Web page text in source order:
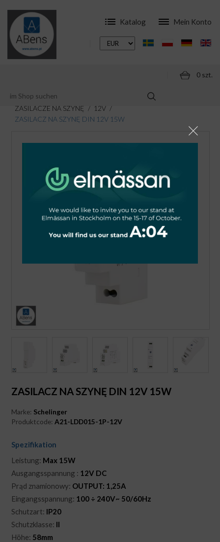
Katalog Mein Konto
0 szt.
ONLINESHOP
MODULARE SCHALTGERÄTE
ZASILACZE NA SZYNĘ
12V
ZASILACZ NA SZYNĘ DIN 12V 15W
ZASILACZ NA SZYNĘ DIN 12V 15W
Marke: Schelinger
Produktcode:A21-LDD015-1P-12V
Spezifikation
Leistung: Max 15W
Ausgangsspannung : 12V DC
Prąd znamionowy: OUTPUT: 1,25A
Eingangsspannung: 100 ÷ 240V~ 50/60Hz
Schutzart: IP20
Schutzklasse: II
Höhe: 58mm